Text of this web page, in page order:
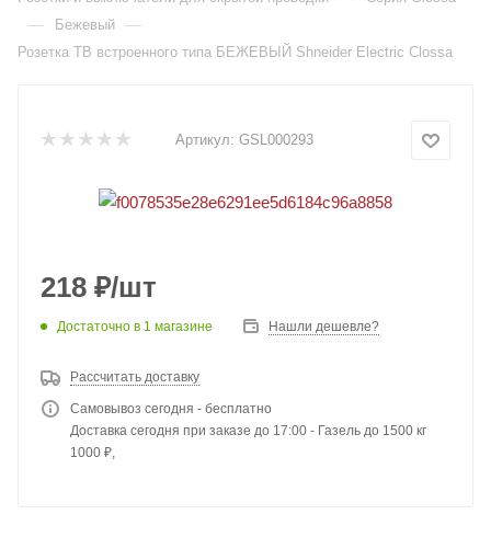
— Бежевый —
Розетка ТВ встроенного типа БЕЖЕВЫЙ Shneider Electric Clossa
Артикул: GSL000293
218 ₽/шт
Достаточно в 1 магазине Нашли дешевле?
Рассчитать доставку
Самовывоз сегодня - бесплатно
Доставка сегодня при заказе до 17:00 - Газель до 1500 кг
1000 ₽,